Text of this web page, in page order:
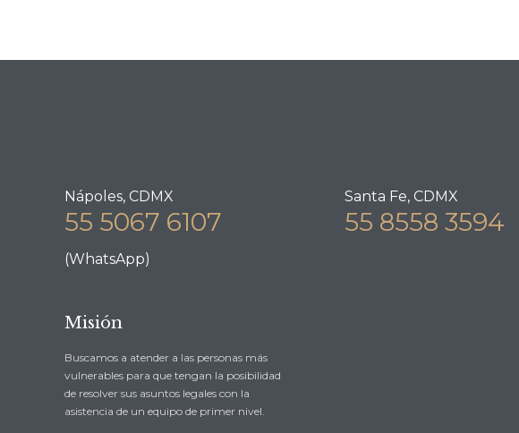
Nápoles, CDMX
55 5067 6107
(WhatsApp)
Santa Fe, CDMX
55 8558 3594
Misión
Buscamos a atender a las personas más
vulnerables para que tengan la posibilidad
de resolver sus asuntos legales con la
asistencia de un equipo de primer nivel.